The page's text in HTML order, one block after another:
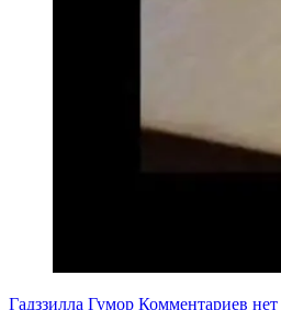
Гадззилла Гумор Комментариев нет